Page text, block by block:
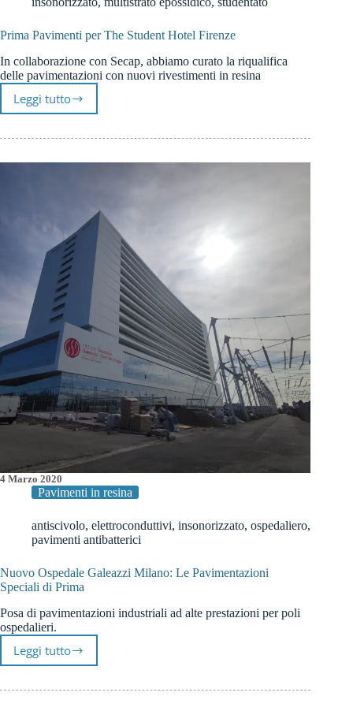
Prima Pavimenti per The Student Hotel Firenze
In collaborazione con Secap, abbiamo curato la riqualifica
delle pavimentazioni con nuovi rivestimenti in resina
Leggi tutto
Prima
per
4 Marzo 2020
Pavimenti in resina
antiscivolo, elettroconduttivi, insonorizzato, ospedaliero,
pavimenti antibatterici
Nuovo Ospedale Galeazzi Milano: Le Pavimentazioni
Speciali di Prima
Posa di pavimentazioni industriali ad alte prestazioni per poli
ospedalieri.
Leggi tutto
Nuovo
Galeazzi